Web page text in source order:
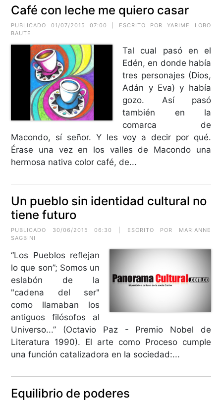
Café con leche me quiero casar
PUBLICADO 01/07/2015 07:00 | ESCRITO PORYARIME LOBO
BAUTE
Tal cual pasó en el
Edén, en donde había
tres personajes (Dios,
Adán y Eva) y había
gozo. Así pasó
también en la
comarca de
Macondo, sí señor. Y les voy a decir por qué.
Érase una vez en los valles de Macondo una
hermosa nativa color café, de...
Un pueblo sin identidad cultural no
tiene futuro
PUBLICADO 30/06/2015 06:30 | ESCRITO POR MARIANNE
SAGBINI
“Los Pueblos reflejan
lo que son”; Somos un
eslabón de la
"cadena del ser"
como llamaban los
antiguos filósofos al
Universo...” (Octavio Paz - Premio Nobel de
Literatura 1990). El arte como Proceso cumple
una función catalizadora en la sociedad:...
Equilibrio de poderes